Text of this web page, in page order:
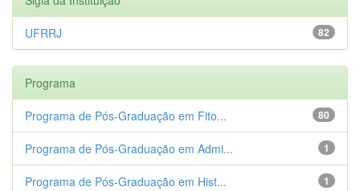
82
UFRRJ
Programa
80
Programa de Pós-Graduação em Fito...
1
Programa de Pós-Graduação em Admi...
1
Programa de Pós-Graduação em Hist...